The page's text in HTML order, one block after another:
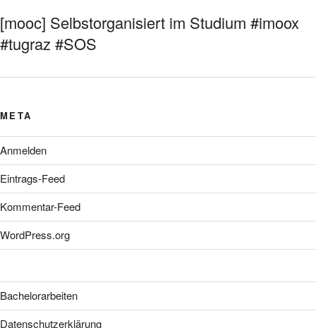
[mooc] Selbstorganisiert im Studium #imoox
#tugraz #SOS
META
Anmelden
Eintrags-Feed
Kommentar-Feed
WordPress.org
Bachelorarbeiten
Datenschutzerklärung